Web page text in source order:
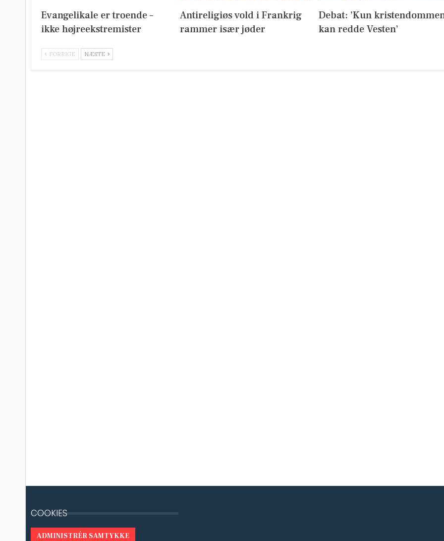
Evangelikale er troende –
ikke højreekstremister
Antireligiøs vold i Frankrig
rammer især jøder
Debat: ’Kun
kan redde Vesten’
FORRIGE NÆSTE
COOKIES
ADMINISTRÉR SAMTYKKE